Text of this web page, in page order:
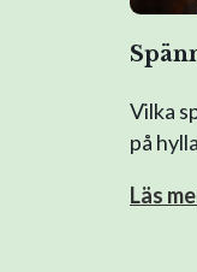
Vilka
på
Läs